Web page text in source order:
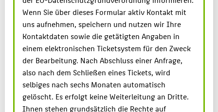
Wenn Sie über dieses Formular aktiv Kontakt mit
uns aufnehmen, speichern und nutzen wir Ihre
Kontaktdaten sowie die getätigten Angaben in
einem elektronischen Ticketsystem für den Zweck
der Bearbeitung. Nach Abschluss einer Anfrage,
also nach dem Schließen eines Tickets, wird
selbiges nach sechs Monaten automatisch
gelöscht. Es erfolgt keine Weiterleitung an Dritte.
Ihnen stehen grundsätzlich die Rechte auf